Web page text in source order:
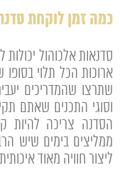
כמה זמן לוקחת
סדנאות אלכוהול
ארוכות הכל תלוי
שתרצו שהמדריכים
וסוגי התכנים שאתם
הסדנה צריכה להיות
ממליצים בימים שיש
ליצור חוויה מאוד